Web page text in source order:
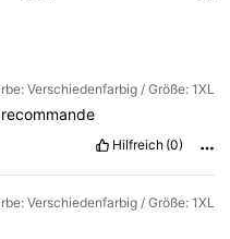
Verschiedenfarbig / Größe: 1XL
recommande
Hilfreich (0)
Verschiedenfarbig / Größe: 1XL